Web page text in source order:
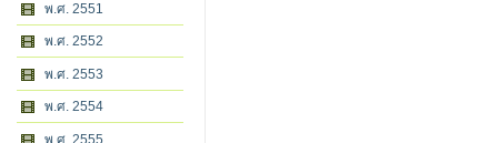
พ.ศ. 2551
พ.ศ. 2552
พ.ศ. 2553
พ.ศ. 2554
พ.ศ. 2555